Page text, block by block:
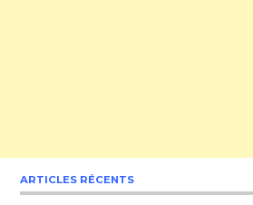
ARTICLES RÉCENTS